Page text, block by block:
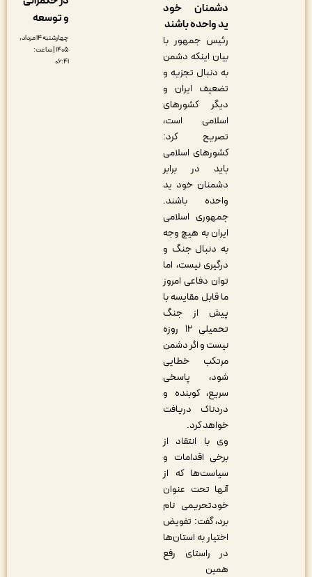
دشمنان خود
ید واحده باشند
رئیس جمهور با
بیان اینکه دشمن
به دنبال تجزیه و
تضعیف ایران و
دیگر کشورهای
اسلامی است،
تصریح کرد:
کشورهای اسلامی
باید در برابر
دشمنان خود ید
واحده باشند.
جمهوری اسلامی
ایران به هیچ وجه
به دنبال جنگ و
درگیری نیست، اما
توان دفاعی امروز
ما قابل مقایسه با
پیش از جنگ
تحمیلی ۱۲ روزه
نیست و اگر دشمن
مرتکب خطایی
شود، پاسخی
سریع، کوبنده و
دردناک دریافت
خواهد کرد.
وی با انتقاد از
برخی اقدامات و
سیاست‌ها که از
آنها تحت عنوان
خودتحریمی نام
برد، گفت: تفویض
اختیار به استان‌ها
در راستای رفع
و توسعه
چهارشنبه ۱۴ مرداد,
۱۴۰۵ | ساعت: